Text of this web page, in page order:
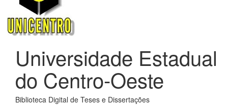
Universidade Estadual
do Centro-Oeste
Biblioteca Digital de Teses e Dissertações